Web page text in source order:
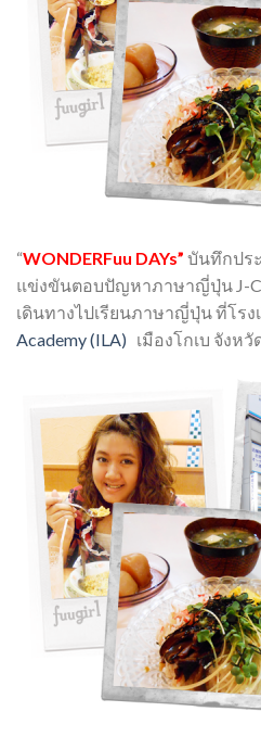
“WONDERFuu DAYs” บันทึกปร
แข่งขันตอบปัญหาภาษาญี่ปุ่น J-
เดินทางไปเรียนภาษาญี่ปุ่น ที่โรง
Academy (ILA) เมืองโกเบ จังห